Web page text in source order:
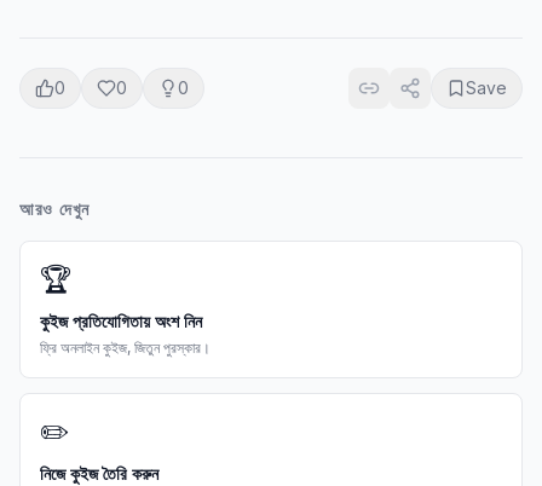
0 0 0 Save
আরও দেখুন
🏆
কুইজ প্রতিযোগিতায় অংশ নিন
ফ্রি অনলাইন কুইজ, জিতুন পুরস্কার।
✏️
নিজে কুইজ তৈরি করুন